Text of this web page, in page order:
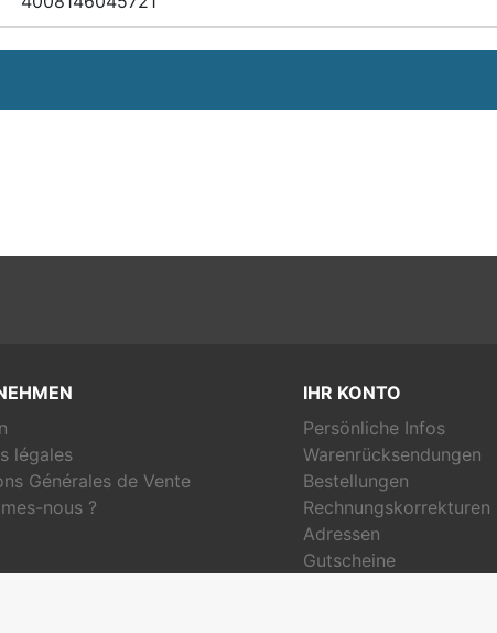
légales
Générales de Vente
nous ?
IHR KONTO
Persönliche Infos
Warenrücksendungen
Bestellungen
Rechnungskorrekturen
Adressen
Gutscheine